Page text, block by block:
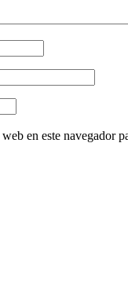
en este navegador